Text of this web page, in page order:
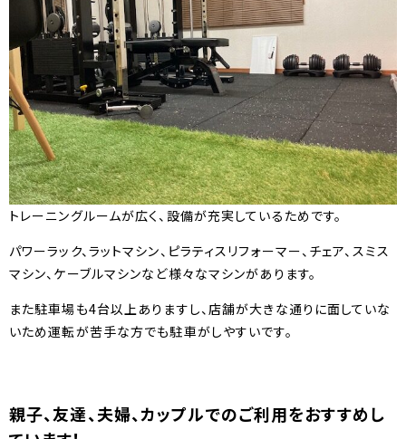
トレーニングルームが広く、設備が充実しているためです。
パワーラック、ラットマシン、ピラティスリフォーマー、チェア、スミス
マシン、ケーブルマシンなど様々なマシンがあります。
また駐車場も4台以上ありますし、店舗が大きな通りに面していな
いため運転が苦手な方でも駐車がしやすいです。
親子、友達、夫婦、カップルでのご利用をおすすめし